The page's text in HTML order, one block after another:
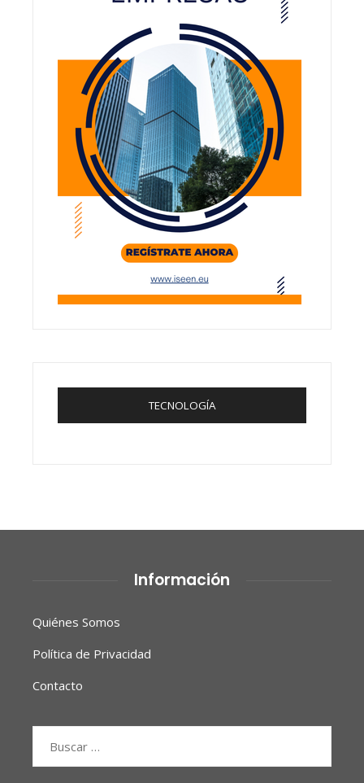
TECNOLOGÍA
Información
Quiénes Somos
Política de Privacidad
Contacto